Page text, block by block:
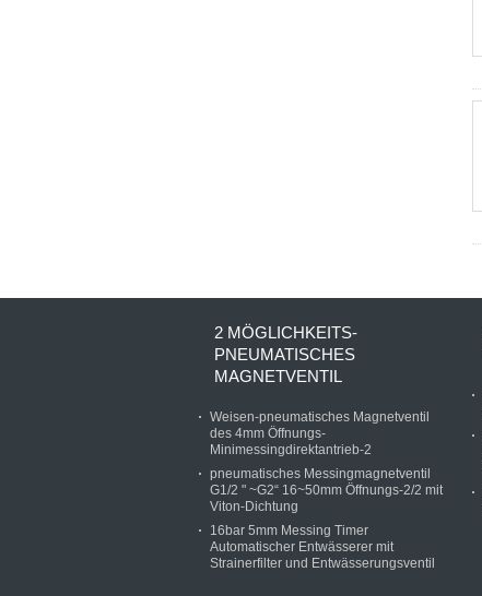
2 MÖGLICHKEITS-
PNEUMATISCHES
MAGNETVENTIL
Weisen-pneumatisches Magnetventil
des 4mm Öffnungs-
Minimessingdirektantrieb-2
pneumatisches Messingmagnetventil
G1/2 " ~G2“ 16~50mm Öffnungs-2/2 mit
Viton-Dichtung
16bar 5mm Messing Timer
Automatischer Entwässerer mit
Strainerfilter und Entwässerungsventil